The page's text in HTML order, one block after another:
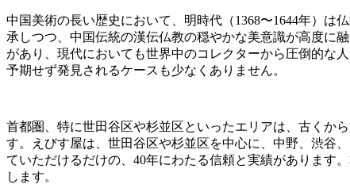
中国美術の長い歴史において、明時代（1368〜1644年）
承しつつ、中国伝統の漢伝仏教の穏やかな美意識が高度に
があり、現代においても世界中のコレクターから圧倒的な
予期せず発見されるケースも少なくありません。
首都圏、特に世田谷区や杉並区といったエリアは、古くか
す。えびす屋は、世田谷区や杉並区を中心に、中野、渋谷
ていただけるだけの、40年にわたる信頼と実績があります
します。